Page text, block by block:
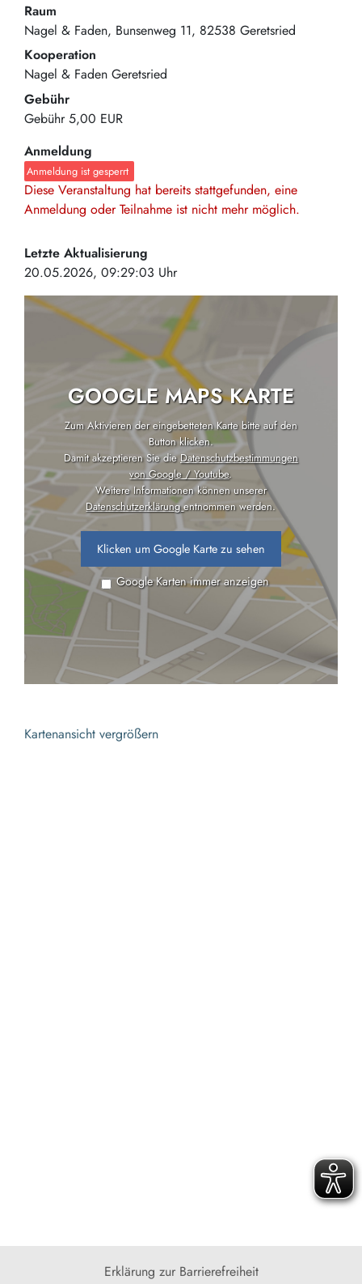
Raum
Nagel & Faden Bunsenweg 11 82538 Geretsried
Kooperation
Nagel & Faden Geretsried
Gebühr
Gebühr 5,00 EUR
Anmeldung
Anmeldung ist gesperrt
Diese Veranstaltung hat bereits stattgefunden, eine
Anmeldung oder Teilnahme ist nicht mehr möglich.
Letzte Aktualisierung
20.05.2026, 09:29:03 Uhr
GOOGLE MAPS KARTE
Zum Aktivieren der eingebetteten Karte bitte auf den
Button klicken.
Damit akzeptieren Sie dieDatenschutzbestimmungen
von Google / Youtube.
Weitere Informationen können unserer
Datenschutzerklärungentnommen werden.
Klicken um Google Karte zu sehen
Google Karten immer anzeigen
Kartenansicht vergrößern
Erklärung zur Barrierefreiheit